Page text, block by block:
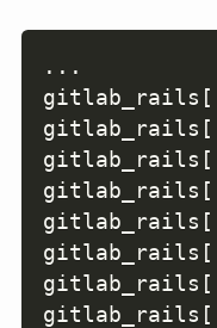
...
gitlab_rails [
gitlab_rails [
gitlab_rails [
gitlab_rails [
gitlab_rails [
gitlab_rails [
gitlab_rails [
gitlab_rails [